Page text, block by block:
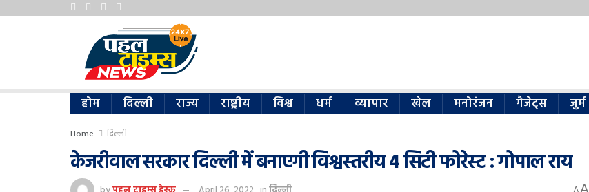
होम दिल्ली राज्य राष्ट्रीय विश्व धर्म व्यापार खेल मनोरंजन गैजेट्स जुर्म
Home दिल्ली
केजरीवाल सरकार दिल्ली में बनाएगी विश्वस्तरीय 4 सिटी फोरेस्ट : गोपाल राय
A